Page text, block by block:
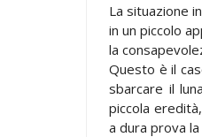
La situazione
in un piccolo
la
Questo è il
sbarcare il
piccola
a dura prova